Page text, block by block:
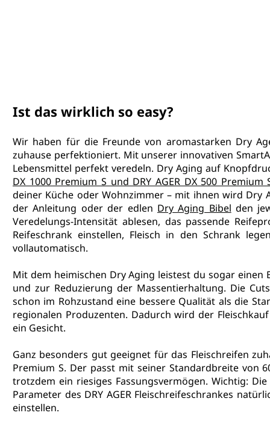
Ist das wirklich so easy?
Wir haben für die Freunde von aromastarken Dry
zuhause perfektioniert. Mit unserer innovativen
Lebensmittel perfekt veredeln. Dry Aging auf
DX 1000 Premium S und DRY AGER DX 500 Premium
deiner Küche oder Wohnzimmer – mit ihnen wird Dry
der Anleitung oder der edlen Dry Aging Bibel den
Veredelungs-Intensität ablesen, das passende
Reifeschrank einstellen, Fleisch in den Schrank
vollautomatisch.
Mit dem heimischen Dry Aging leistest du sogar einen
und zur Reduzierung der Massentierhaltung. Die
schon im Rohzustand eine bessere Qualität als die
regionalen Produzenten. Dadurch wird der
ein Gesicht.
Ganz besonders gut geeignet für das Fleischreifen
Premium S. Der passt mit seiner Standardbreite von
trotzdem ein riesiges Fassungsvermögen. Wichtig:
Parameter des DRY AGER Fleischreifeschrankes
einstellen.